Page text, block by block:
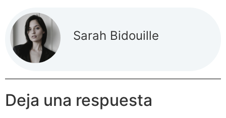
Sarah Bidouille
Deja una respuesta